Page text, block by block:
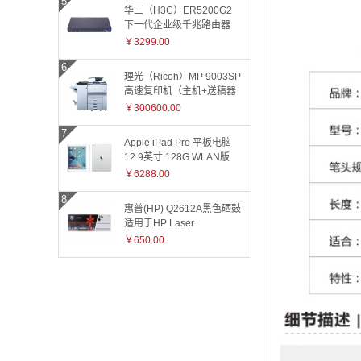
华三（H3C）ER5200G2
下一代企业级千兆路由器
￥3299.00
理光（Ricoh）MP 9003SP
高速复印机（主机+送稿器
+小册子装订器）
￥300600.00
Apple iPad Pro 平板电脑
12.9英寸 128G WLAN版
ML0Q2CH 银色
￥6288.00
惠普(HP) Q2612A黑色硒鼓
适用于HP Laser
Jet1010/1015/1018/1020plus/1022/3015/3020/3030/
￥650.00